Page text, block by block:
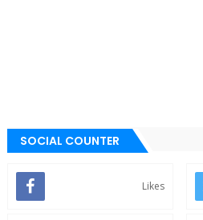
SOCIAL COUNTER
Likes